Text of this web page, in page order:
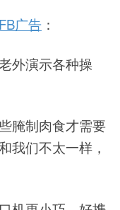
FB广告 ：
外演示各种操
腌制肉食才需要
我们不太一样，